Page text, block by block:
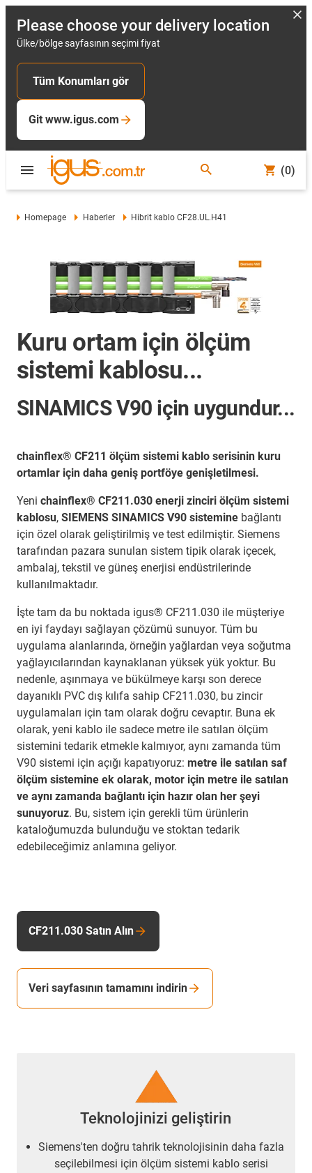
Please choose your delivery location
Ülke/bölge sayfasının seçimi fiyat
Tüm Konumları gör
Git www.igus.com
(0)
Homepage Haberler Hibrit kablo CF28.UL.H41
Kuru ortam için ölçüm
sistemi kablosu...
SINAMICS V90 için uygundur...
chainflex® CF211 ölçüm sistemi kablo serisinin kuru
ortamlar için daha geniş portföye genişletilmesi.
Yeni chainflex® CF211.030 enerji zinciri ölçüm sistemi
kablosu, SIEMENS SINAMICS V90 sistemine bağlantı
için özel olarak geliştirilmiş ve test edilmiştir. Siemens
tarafından pazara sunulan sistem tipik olarak içecek,
ambalaj, tekstil ve güneş enerjisi endüstrilerinde
kullanılmaktadır.
İşte tam da bu noktada igus® CF211.030 ile müşteriye
en iyi faydayı sağlayan çözümü sunuyor. Tüm bu
uygulama alanlarında, örneğin yağlardan veya soğutma
yağlayıcılarından kaynaklanan yüksek yük yoktur. Bu
nedenle, aşınmaya ve bükülmeye karşı son derece
dayanıklı PVC dış kılıfa sahip CF211.030, bu zincir
uygulamaları için tam olarak doğru cevaptır. Buna ek
olarak, yeni kablo ile sadece metre ile satılan ölçüm
sistemini tedarik etmekle kalmıyor, aynı zamanda tüm
V90 sistemi için açığı kapatıyoruz: metre ile satılan saf
ölçüm sistemine ek olarak, motor için metre ile satılan
ve aynı zamanda bağlantı için hazır olan her şeyi
sunuyoruz. Bu, sistem için gerekli tüm ürünlerin
kataloğumuzda bulunduğu ve stoktan tedarik
edebileceğimiz anlamına geliyor.
CF211.030 Satın Alın
Veri sayfasının tamamını indirin
Teknolojinizi geliştirin
Siemens'ten doğru tahrik teknolojisinin daha fazla
seçilebilmesi için ölçüm sistemi kablo serisi